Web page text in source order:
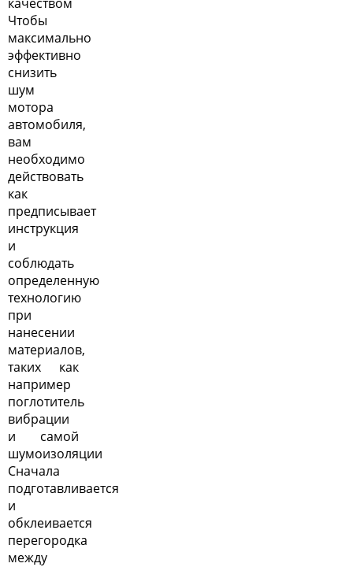
Чтобы
максимально
эффективно
снизить
шум
мотора
автомобиля,
вам
необходимо
действовать
как
предписывает
инструкция
и
соблюдать
определенную
технологию
при
нанесении
материалов,
таких как
например
поглотитель
вибрации
и самой
шумоизоляции
Сначала
подготавливается
и
обклеивается
перегородка
между